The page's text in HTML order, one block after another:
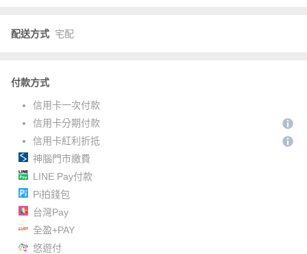
配送方式 宅配
付款方式
信用卡一次付款
信用卡分期付款
信用卡紅利折抵
神腦門市繳費
LINE Pay付款
Pi拍錢包
台灣Pay
全盈+PAY
悠遊付